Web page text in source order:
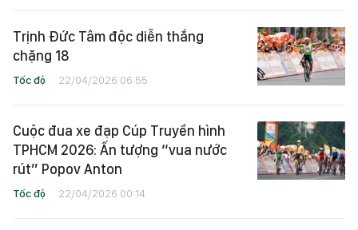
Trịnh Đức Tâm độc diễn thắng
chặng 18
Tốc độ 22/04/2026 06:55
Cuộc đua xe đạp Cúp Truyền hình
TPHCM 2026: Ấn tượng “vua nước
rút” Popov Anton
Tốc độ 22/04/2026 00:14